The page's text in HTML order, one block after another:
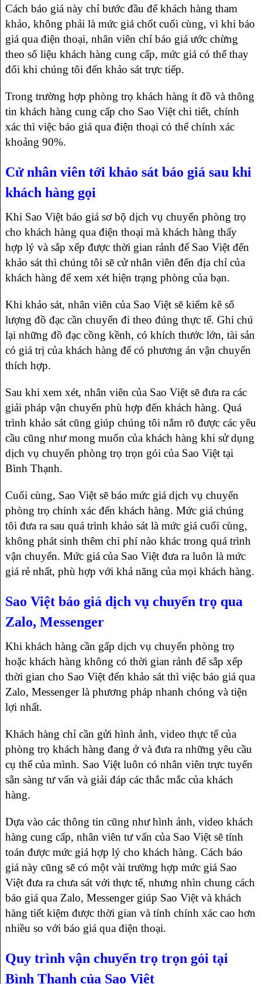
Cách báo giá này chỉ bước đầu để khách hàng tham
khảo, không phải là mức giá chốt cuối cùng, vì khi báo
giá qua điện thoại, nhân viên chỉ báo giá ước chừng
theo số liệu khách hàng cung cấp, mức giá có thể thay
đổi khi chúng tôi đến khảo sát trực tiếp.
Trong trường hợp phòng trọ khách hàng ít đồ và thông
tin khách hàng cung cấp cho Sao Việt chi tiết, chính
xác thì việc báo giá qua điện thoại có thể chính xác
khoảng 90%.
Cử nhân viên tới khảo sát báo giá sau khi
khách hàng gọi
Khi Sao Việt báo giá sơ bộ dịch vụ chuyển phòng trọ
cho khách hàng qua điện thoại mà khách hàng thấy
hợp lý và sắp xếp được thời gian rảnh để Sao Việt đến
khảo sát thì chúng tôi sẽ cử nhân viên đến địa chỉ của
khách hàng để xem xét hiện trạng phòng của bạn.
Khi khảo sát, nhân viên của Sao Việt sẽ kiểm kê số
lượng đồ đạc cần chuyển đi theo đúng thực tế. Ghi chú
lại những đồ đạc cồng kềnh, có khích thước lớn, tài sản
có giá trị của khách hàng để có phương án vận chuyển
thích hợp.
Sau khi xem xét, nhân viên của Sao Việt sẽ đưa ra các
giải pháp vận chuyển phù hợp đến khách hàng. Quá
trình khảo sát cũng giúp chúng tôi nắm rõ được các yêu
cầu cũng như mong muốn của khách hàng khi sử dụng
dịch vụ chuyển phòng trọ trọn gói của Sao Việt tại
Bình Thạnh.
Cuối cùng, Sao Việt sẽ báo mức giá dịch vụ chuyển
phòng trọ chính xác đến khách hàng. Mức giá chúng
tôi đưa ra sau quá trình khảo sát là mức giá cuối cùng,
không phát sinh thêm chi phí nào khác trong quá trình
vận chuyển. Mức giá của Sao Việt đưa ra luôn là mức
giá rẻ nhất, phù hợp với khả năng của mọi khách hàng.
Sao Việt báo giá dịch vụ chuyển trọ qua
Zalo, Messenger
Khi khách hàng cần gấp dịch vụ chuyển phòng trọ
hoặc khách hàng không có thời gian rảnh để sắp xếp
thời gian cho Sao Việt đến khảo sát thì việc báo giá qua
Zalo, Messenger là phương pháp nhanh chóng và tiện
lợi nhất.
Khách hàng chỉ cần gửi hình ảnh, video thực tế của
phòng trọ khách hàng đang ở và đưa ra những yêu cầu
cụ thể của mình. Sao Việt luôn có nhân viên trực tuyến
sẵn sàng tư vấn và giải đáp các thắc mắc của khách
hàng.
Dựa vào các thông tin cũng như hình ảnh, video khách
hàng cung cấp, nhân viên tư vấn của Sao Việt sẽ tính
toán được mức giá hợp lý cho khách hàng. Cách báo
giá này cũng sẽ có một vài trường hợp mức giá Sao
Việt đưa ra chưa sát với thực tế, nhưng nhìn chung cách
báo giá qua Zalo, Messenger giúp Sao Việt và khách
hàng tiết kiệm được thời gian và tính chính xác cao hơn
nhiều so với báo giá qua điện thoại.
Quy trình vận chuyển trọ trọn gói tại
Bình Thạnh của Sao Việt